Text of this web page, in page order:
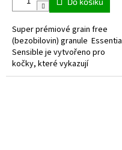
hvězdiček.
Super prémiové grain free
(bezobilovin) granule Essentia
Sensible je vytvořeno pro
kočky, které vykazují
známky citlivosti na některé